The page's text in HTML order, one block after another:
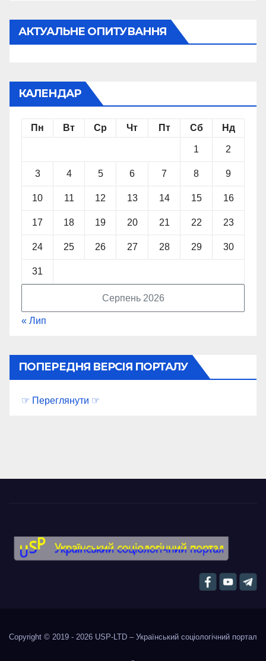
АКТУАЛЬНЕ ОПИТУВАННЯ
КАЛЕНДАР
Серпень 2026
Пн Вт Ср Чт Пт Сб Нд
1 2
3 4 5 6 7 8 9
10 11 12 13 14 15 16
17 18 19 20 21 22 23
24 25 26 27 28 29 30
31
« Лип
ПОПЕРЕДНЯ ВЕРСІЯ ПОРТАЛУ
☞ Переглянути ☞
Copyright © 2019 - 2026 USP-LTD – Український соціологічний портал